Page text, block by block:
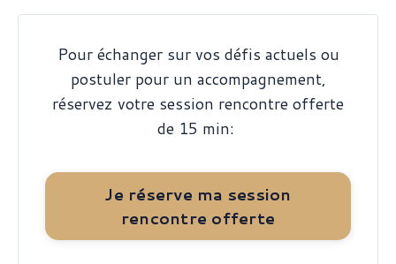
Pour échanger sur vos défis actuels ou
postuler pour un accompagnement,
réservez votre session rencontre offerte
de 15 min:
Je réserve ma session
rencontre offerte